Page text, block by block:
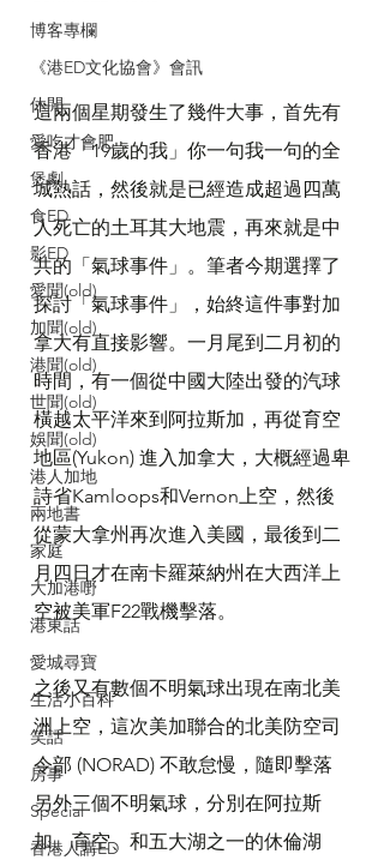
博客專欄
《港ED文化協會》會訊
休閒
愛吃才會肥
煲劇
食ED
影ED
愛聞(old)
加聞(old)
港聞(old)
世聞(old)
娛聞(old)
港人加地
兩地書
家庭
大加港嘢
港東話
愛城尋寶
生活小百科
笑話
房事
Special
香港人講ED
這兩個星期發生了幾件大事，首先有
香港「19歲的我」你一句我一句的全
城熱話，然後就是已經造成超過四萬
人死亡的土耳其大地震，再來就是中
共的「氣球事件」。筆者今期選擇了
探討「氣球事件」，始終這件事對加
拿大有直接影響。一月尾到二月初的
時間，有一個從中國大陸出發的汽球
橫越太平洋來到阿拉斯加，再從育空
地區(Yukon) 進入加拿大，大概經過卑
詩省Kamloops和Vernon上空，然後
從蒙大拿州再次進入美國，最後到二
月四日才在南卡羅萊納州在大西洋上
空被美軍F22戰機擊落。
之後又有數個不明氣球出現在南北美
洲上空，這次美加聯合的北美防空司
令部 (NORAD) 不敢怠慢，隨即擊落
另外三個不明氣球，分別在阿拉斯
加、育空、和五大湖之一的休倫湖